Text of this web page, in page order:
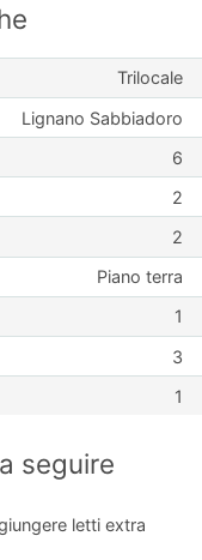
Trilocale
Lignano Sabbiadoro
6
2
2
Piano terra
1
3
1
seguire
letti extra